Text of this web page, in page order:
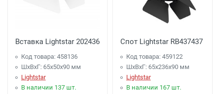
Вставка Lightstar 202436
Код товара: 458136
ШхВхГ: 65x50x90 мм
Lightstar
В наличии 137 шт.
Спот Lightstar RB437437
Код товара: 459122
ШхВхГ: 65x236x90 мм
Lightstar
В наличии 167 шт.